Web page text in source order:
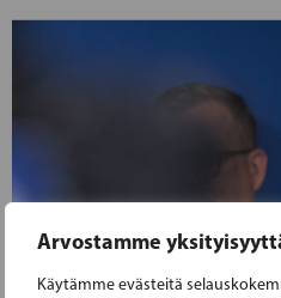
Arvostamme
Käytämme evästeitä